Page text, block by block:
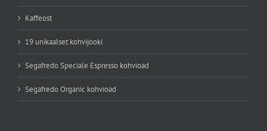
Kaffeost
19 unikaalset kohvijooki
Segafredo Speciale Espresso kohvioad
Segafredo Organic kohvioad